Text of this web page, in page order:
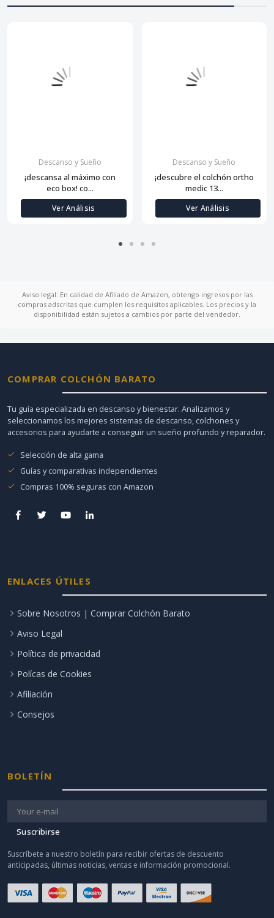
Descanso y Sueño
¡descansa al máximo con
eco box! co...
Ver Análisis
Descanso y Sueño
¡descubre el colchón ortho
medic 13...
Ver Análisis
Aviso legal: En calidad de Afiliado de Amazon, obtengo ingresos por las
compras adscritas que cumplen los requisitos aplicables. Los precios y la
disponibilidad están sujetos a cambios por parte del vendedor.
COMPRAR COLCHÓN BARATO
Tu guía especializada en descanso y bienestar. Analizamos y
seleccionamos los mejores sistemas de descanso, colchones y
accesorios para ayudarte a conseguir un sueño profundo y reparador.
Selección de alta gama
Guías y comparativas independientes
Compras 100% seguras con Amazon
ENLACES ÚTILES
Sobre Nosotros | Comprar Colchón Barato
Aviso Legal
Política de privacidad
Polícas de Cookies
Afiliación
Consejos
BOLETÍN
Suscribirse
Suscríbete a nuestro boletín para recibir ofertas de descuento
anticipadas, últimas noticias, ventas e información promocional.